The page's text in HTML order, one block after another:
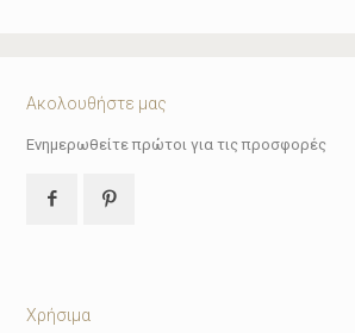
Ακολουθήστε μας
Ενημερωθείτε πρώτοι για τις προσφορές
Χρήσιμα